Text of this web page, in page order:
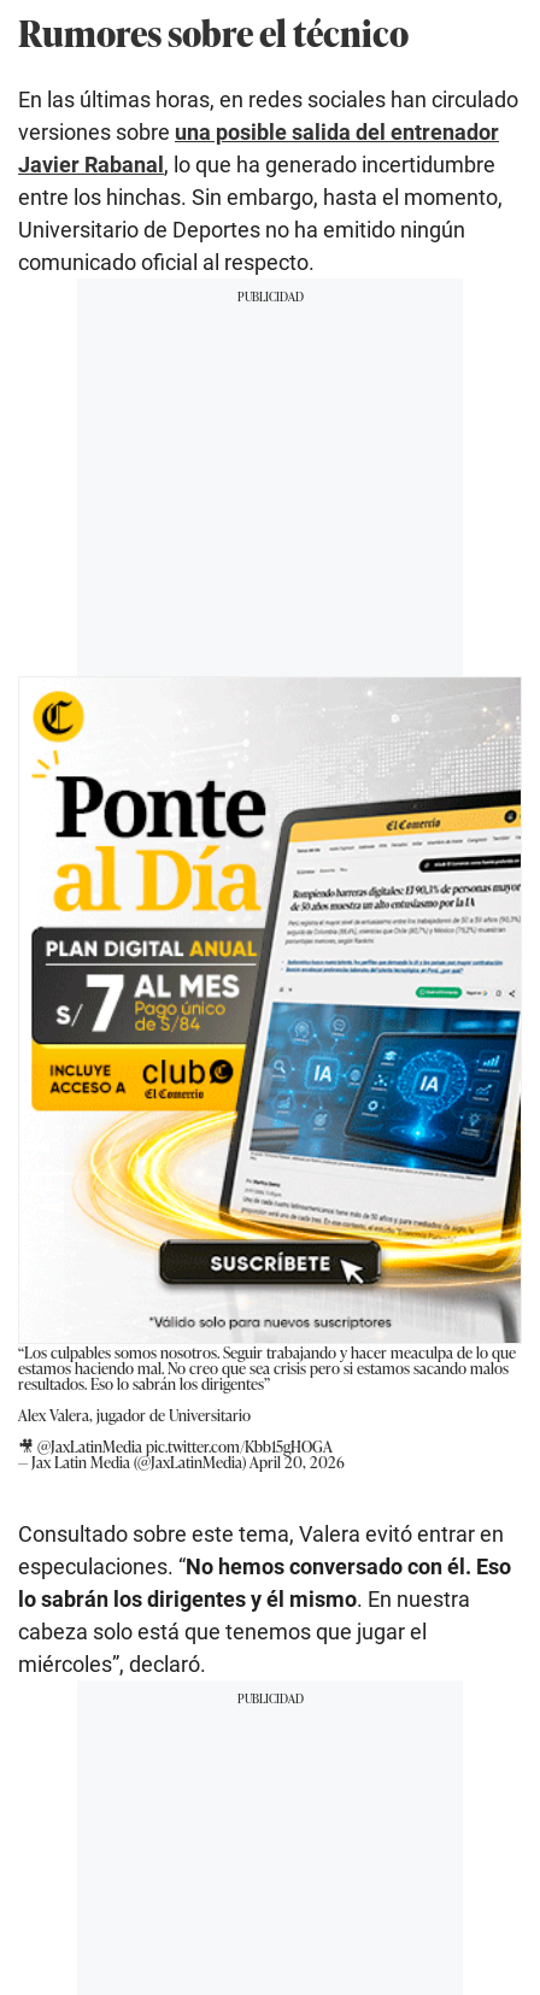
Rumores sobre el técnico
En las últimas horas, en redes sociales han circulado
versiones sobre una posible salida del entrenador
Javier Rabanal , lo que ha generado incertidumbre
entre los hinchas. Sin embargo, hasta el momento,
Universitario de Deportes no ha emitido ningún
comunicado oficial al respecto.
“Los culpables somos nosotros. Seguir trabajando y hacer meaculpa de lo que
estamos haciendo mal. No creo que sea crisis pero si estamos sacando malos
resultados. Eso lo sabrán los dirigentes”
Alex Valera, jugador de Universitario
🎥 @JaxLatinMediapic.twitter.com/Kbb15gHOGA
— Jax Latin Media (@JaxLatinMedia)April 20, 2026
Consultado sobre este tema, Valera evitó entrar en
especulaciones. “No hemos conversado con él. Eso
lo sabrán los dirigentes y él mismo. En nuestra
cabeza solo está que tenemos que jugar el
miércoles”, declaró.